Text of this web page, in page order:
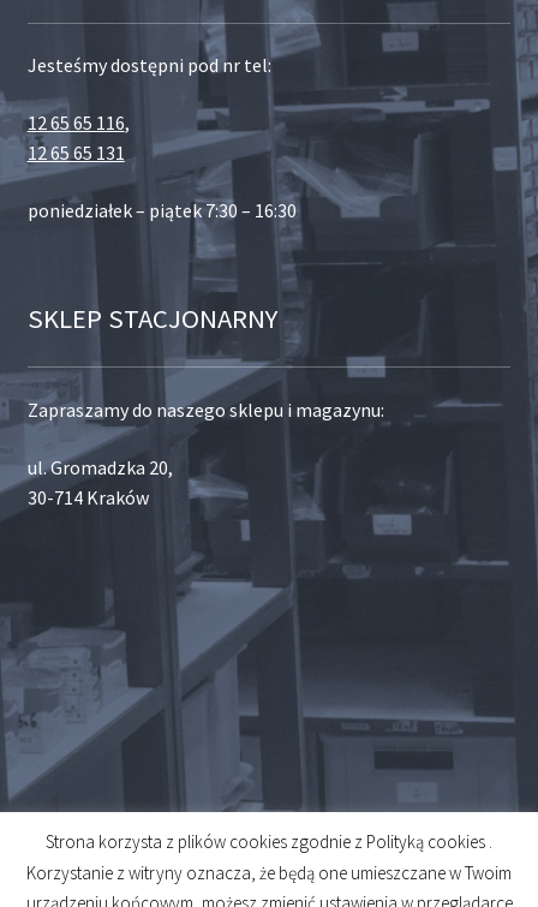
Jesteśmy dostępni pod nr tel:
12 65 65 116,
12 65 65 131
poniedziałek – piątek 7:30 – 16:30
SKLEP STACJONARNY
Zapraszamy do naszego sklepu i magazynu:
ul. Gromadzka 20,
30-714 Kraków
© 2026
Created byMidero
Strona korzysta z plików cookies zgodnie z Polityką cookies .
Korzystanie z witryny oznacza, że będą one umieszczane w Twoim